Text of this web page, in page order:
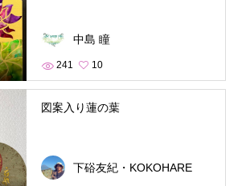
中島 瞳
241 10
図案入り蓮の葉
下硲友紀・KOKOHARE